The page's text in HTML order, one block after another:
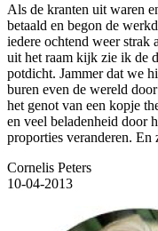
Als de kranten uit waren
betaald en begon de
iedere ochtend weer strak
uit het raam kijk zie ik de
potdicht. Jammer dat we
buren even de wereld
het genot van een kopje
en veel beladenheid door
proporties veranderen. En
Cornelis Peters
10-04-2013